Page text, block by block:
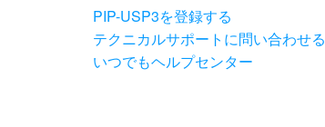
PIP-USP3を登録する
テクニカルサポートに問い合わせる
いつでもヘルプセンター